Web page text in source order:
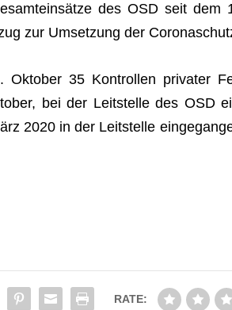
des OSD seit dem
zur Umset­zung der
35 Kon­trol­len pri­va­ter
bei der Leit­stelle des OSD
2020 in der Leit­stelle
RATE: